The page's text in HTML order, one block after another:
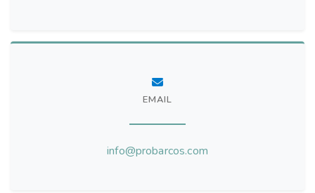
EMAIL
info@probarcos.com